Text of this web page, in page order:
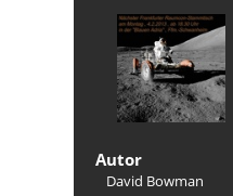
Autor
David Bowman